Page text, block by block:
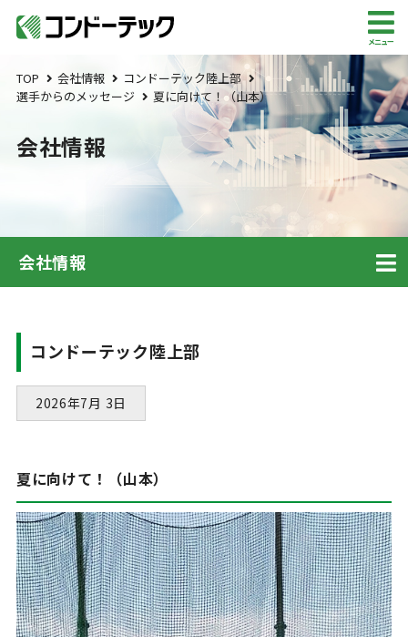
メニュー
TOP 会社情報
コンドーテック陸上部
選手からのメッセージ
夏に向けて！（山本）
会社情報
会社情報
コンドーテック陸上部
2026年7月 3日
夏に向けて！（山本）